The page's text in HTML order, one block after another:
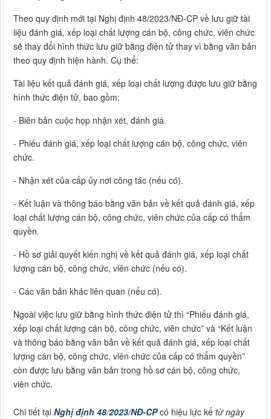
Theo quy định mới tại Nghị định 48/2023/NĐ-CP về lưu giữ tài
liệu đánh giá, xếp loại chất lượng cán bộ, công chức, viên chức
sẽ thay đổi hình thức lưu giữ bằng điện tử thay vì bằng văn bản
theo quy định hiện hành. Cụ thể:
Tài liệu kết quả đánh giá, xếp loại chất lượng được lưu giữ bằng
hình thức điện tử, bao gồm:
- Biên bản cuộc họp nhận xét, đánh giá.
- Phiếu đánh giá, xếp loại chất lượng cán bộ, công chức, viên
chức.
- Nhận xét của cấp ủy nơi công tác (nếu có).
- Kết luận và thông báo bằng văn bản về kết quả đánh giá, xếp
loại chất lượng cán bộ, công chức, viên chức của cấp có thẩm
quyền.
- Hồ sơ giải quyết kiến nghị về kết quả đánh giá, xếp loại chất
lượng cán bộ, công chức, viên chức (nếu có).
- Các văn bản khác liên quan (nếu có).
Ngoài việc lưu giữ bằng hình thức điện tử thì “Phiếu đánh giá,
xếp loại chất lượng cán bộ, công chức, viên chức” và “Kết luận
và thông báo bằng văn bản về kết quả đánh giá, xếp loại chất
lượng cán bộ, công chức, viên chức của cấp có thẩm quyền”
còn được lưu bằng văn bản trong hồ sơ cán bộ, công chức,
viên chức.
Chi tiết tại Nghị định 48/2023/NĐ-CPcó hiệu lực kể từ ngày